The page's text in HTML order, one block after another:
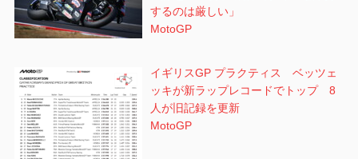
するのは厳しい」
MotoGP
イギリスGP プラクティス ベッツェ
ッキが新ラップレコードでトップ 8
人が旧記録を更新
MotoGP